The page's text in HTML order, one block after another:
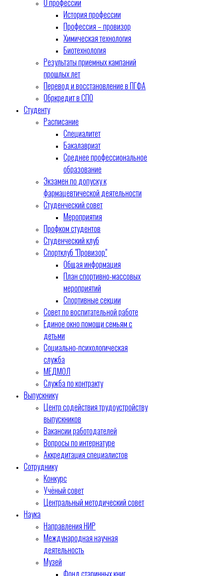
О профессии
История профессии
Профессия – провизор
Химическая технология
Биотехнология
Результаты приемных кампаний
прошлых лет
Перевод и восстановление в ПГФА
Обркредит в СПО
Студенту
Расписание
Специалитет
Бакалавриат
Среднее профессиональное
образование
Экзамен по допуску к
фармацевтической деятельности
Студенческий совет
Мероприятия
Профком студентов
Студенческий клуб
Спортклуб "Провизор"
Общая информация
План спортивно-массовых
мероприятий
Спортивные секции
Совет по воспитательной работе
Единое окно помощи семьям с
детьми
Социально-психологическая
служба
МЕДМОЛ
Служба по контракту
Выпускнику
Центр содействия трудоустройству
выпускников
Вакансии работодателей
Вопросы по интернатуре
Аккредитация специалистов
Сотруднику
Конкурс
Учёный совет
Центральный методический совет
Наука
Направления НИР
Международная научная
деятельность
Музей
Фонд старинных книг